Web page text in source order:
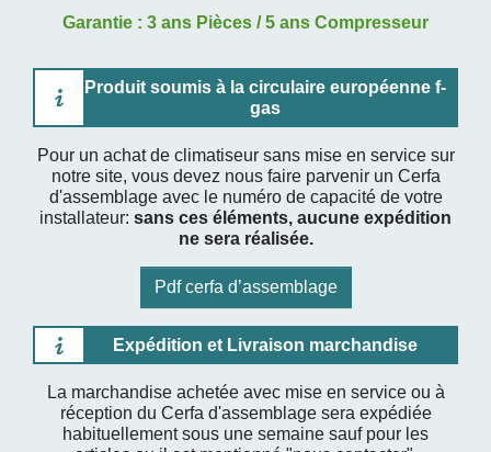
Garantie : 3 ans Pièces / 5 ans Compresseur
Produit soumis à la circulaire européenne f-
gas
Pour un achat de climatiseur sans mise en service sur
notre site, vous devez nous faire parvenir un Cerfa
d'assemblage avec le numéro de capacité de votre
installateur: sans ces éléments, aucune expédition
ne sera réalisée.
Pdf cerfa d’assemblage
Expédition et Livraison marchandise
La marchandise achetée avec mise en service ou à
réception du Cerfa d'assemblage sera expédiée
habituellement sous une semaine sauf pour les